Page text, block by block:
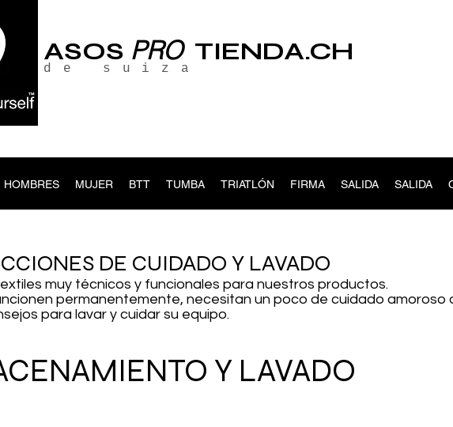
ASOS PROTIENDA.CH
de suiza
HOMBRES MUJER BTT TUMBA TRIATLÓN FIRMA SALIDA SALIDA
DE CUIDADO Y LAVADO
muy técnicos y funcionales para nuestros productos.
permanentemente, necesitan un poco de cuidado amoroso
para lavar y cuidar su equipo.
Y LAVADO